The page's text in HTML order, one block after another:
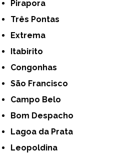
Pirapora
Três Pontas
Extrema
Itabirito
Congonhas
São Francisco
Campo Belo
Bom Despacho
Lagoa da Prata
Leopoldina